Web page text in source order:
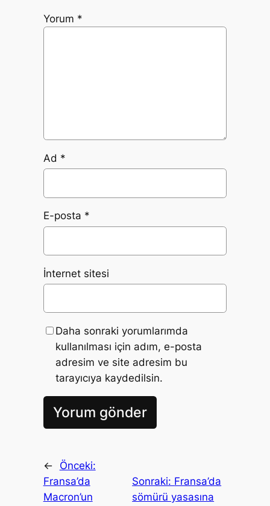
Yorum *
Ad *
E-posta *
İnternet sitesi
Daha sonraki yorumlarımda
kullanılması için adım, e-posta
adresim ve site adresim bu
tarayıcıya kaydedilsin.
←
Önceki:
Fransa’da
Macron’un
Sonraki: Fransa’da
sömürü yasasına